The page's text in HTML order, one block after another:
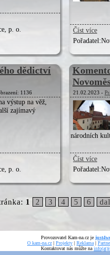
p. o.
Číst více
Pořadatel:
dědictví
1136
výstup na věž,
zajímavý
p. o.
21.02.2023 -
národních
Číst více
Pořadatel:
1 2 3 4 5 6
Provozovatel Kam-na.cz je
O kam-na.cz | Projekty | Reklama |
Kontaktovat nás můžte na